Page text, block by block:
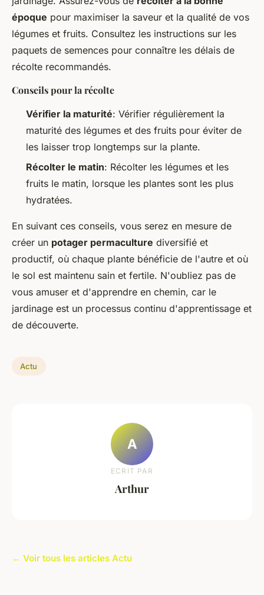
époque pour maximiser la saveur et la qualité de vos
légumes et fruits. Consultez les instructions sur les
paquets de semences pour connaître les délais de
récolte recommandés.
Conseils pour la récolte
Vérifier la maturité: Vérifier régulièrement la
maturité des légumes et des fruits pour éviter de
les laisser trop longtemps sur la plante.
Récolter le matin: Récolter les légumes et les
fruits le matin, lorsque les plantes sont les plus
hydratées.
En suivant ces conseils, vous serez en mesure de
créer un potager permaculture diversifié et
productif, où chaque plante bénéficie de l'autre et où
le sol est maintenu sain et fertile. N'oubliez pas de
vous amuser et d'apprendre en chemin, car le
jardinage est un processus continu d'apprentissage et
de découverte.
Actu
A
ECRIT PAR
Arthur
← Voir tous les articles Actu